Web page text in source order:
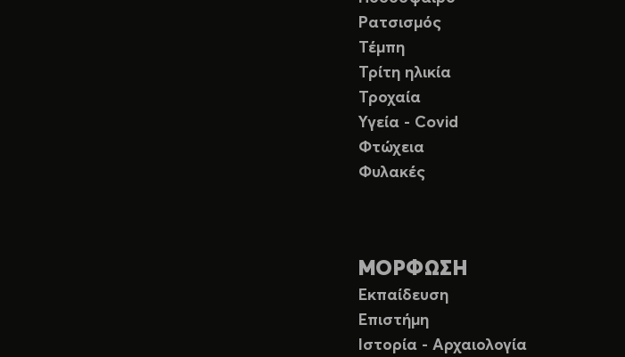
Ρατσισμός
Τέμπη
Τρίτη ηλικία
Τροχαία
Υγεία - Covid
Φτώχεια
Φυλακές
ΜΟΡΦΩΣΗ
Εκπαίδευση
Επιστήμη
Ιστορία - Αρχαιολογία